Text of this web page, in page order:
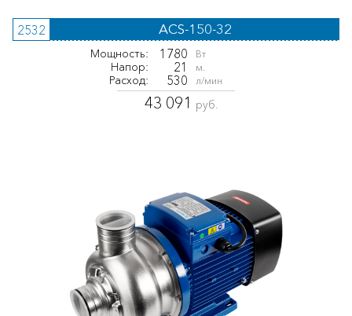
2532 ACS-150-32
Мощность: 1780 Вт
Напор: 21 м.
Расход: 530 л/мин
43 091 руб.